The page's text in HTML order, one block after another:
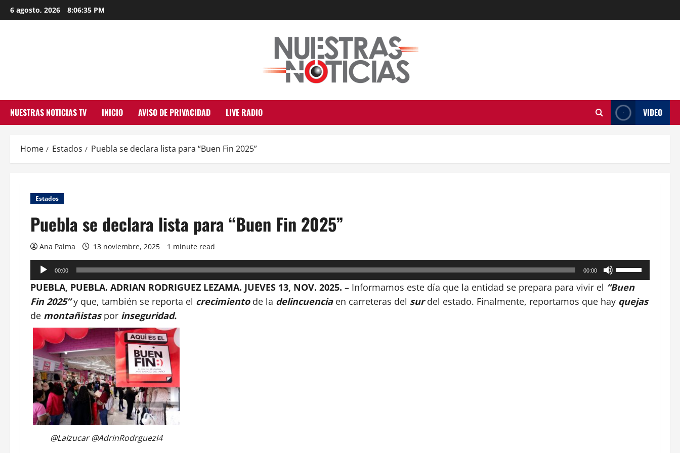
Skip
to
6 agosto, 2026 8:06:35 PM
NUESTRAS NOTICIAS TV INICIO AVISO DE PRIVACIDAD LIVE RADIO VIDEO
Home Estados Puebla se declara lista para “Buen Fin 2025”
Estados
Puebla se declara lista para “Buen Fin 2025”
Ana Palma 13 noviembre, 2025 1 minute read
Reproductor
de
audio
00:00 00:00
Utiliza
las
de
PUEBLA, PUEBLA. ADRIAN RODRIGUEZ LEZAMA. JUEVES 13, NOV. 2025. – Informamos este día que la entidad se prepara para vivir el “Buen
Fin 2025” y que, también se reporta el crecimientode la delincuenciaen carreteras del surdel estado. Finalmente, reportamos que hay quejas
de montañistas por inseguridad.
@LaIzucar @AdrinRodrguezI4